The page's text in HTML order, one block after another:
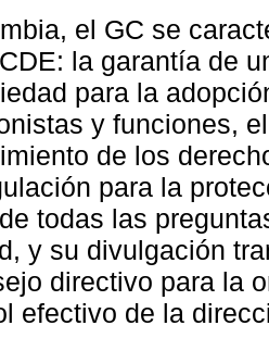
el GC se
la garantía de
para la
y funciones,
de los
para la
todas las
y su divulgación
directivo para la
efectivo de la